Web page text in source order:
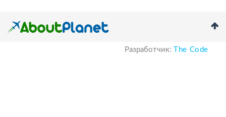
Разработчик: The Code